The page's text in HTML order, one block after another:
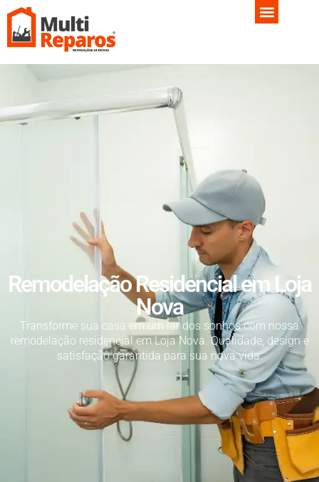
Remodelação Residencial em Loja
Nova
Transforme sua casa em um lar dos sonhos com nossa
remodelação residencial em Loja Nova. Qualidade, design e
satisfação garantida para sua nova vida.